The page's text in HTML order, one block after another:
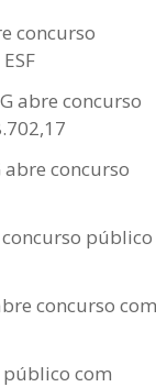
concurso
abre concurso
concurso
público
concurso com
público com